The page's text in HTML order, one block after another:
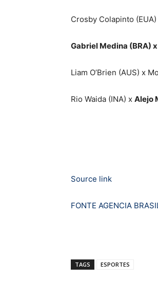
Crosby Colapinto
Gabriel Medina (BRA)
Liam O’Brien (AUS) x
Rio Waida (INA) x Alejo
Source link
FONTE AGENCIA
TAGS ESPORTES